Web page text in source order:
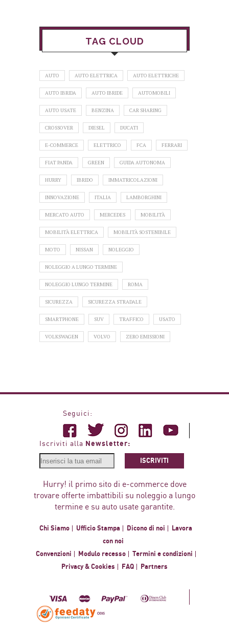
TAG CLOUD
AUTO AUTO ELETTRICA AUTO ELETTRICHE
AUTO IBRIDA AUTO IBRIDE AUTOMOBILI
AUTO USATE BENZINA CAR SHARING
CROSSOVER DIESEL DUCATI
E-COMMERCE ELETTRICO FCA FERRARI
FIAT PANDA GREEN GUIDA AUTONOMA
HURRY IBRIDO IMMATRICOLAZIONI
INNOVAZIONE ITALIA LAMBORGHINI
MERCATO AUTO MERCEDES MOBILITÀ
MOBILITÀ ELETTRICA MOBILITÀ SOSTENIBILE
MOTO NISSAN NOLEGGIO
NOLEGGIO A LUNGO TERMINE
NOLEGGIO LUNGO TERMINE ROMA
SICUREZZA SICUREZZA STRADALE
SMARTPHONE SUV TRAFFICO USATO
VOLKSWAGEN VOLVO ZERO EMISSIONI
Seguici:
Iscriviti alla Newsletter:
ISCRIVITI
Hurry! il primo sito di e-commerce dove
trovare offerte imbattibili su noleggio a lungo
termine e su auto usate garantite.
Chi Siamo Ufficio Stampa Dicono di noi
Lavora
con noi
Convenzioni
Modulo recesso
Termini e condizioni
Privacy & Cookies
FAQ Partners